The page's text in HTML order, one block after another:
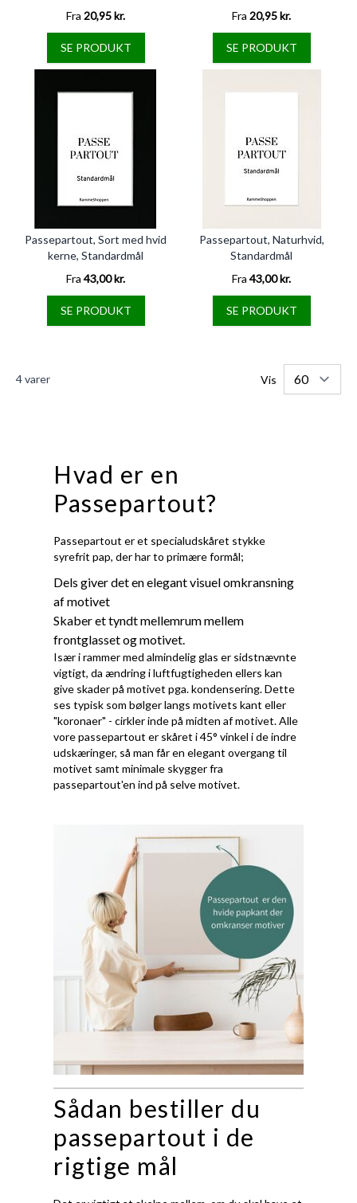
Fra 20,95 kr.
SE PRODUKT
Fra 20,95 kr.
SE PRODUKT
Passepartout, Sort med hvid
kerne, Standardmål
Fra 43,00 kr.
SE PRODUKT
Passepartout, Naturhvid,
Standardmål
Fra 43,00 kr.
SE PRODUKT
4varer Vis
Hvad er en
Passepartout?
Passepartout er et specialudskåret stykke
syrefrit pap, der har to primære formål;
Dels giver det en elegant visuel omkransning
af motivet
Skaber et tyndt mellemrum mellem
frontglasset og motivet.
Især i rammer med almindelig glas er sidstnævnte
vigtigt, da ændring i luftfugtigheden ellers kan
give skader på motivet pga. kondensering. Dette
ses typisk som bølger langs motivets kant eller
"koronaer" - cirkler inde på midten af motivet. Alle
vore passepartout er skåret i 45° vinkel i de indre
udskæringer, så man får en elegant overgang til
motivet samt minimale skygger fra
passepartout'en ind på selve motivet.
Sådan bestiller du
passepartout i de
rigtige mål